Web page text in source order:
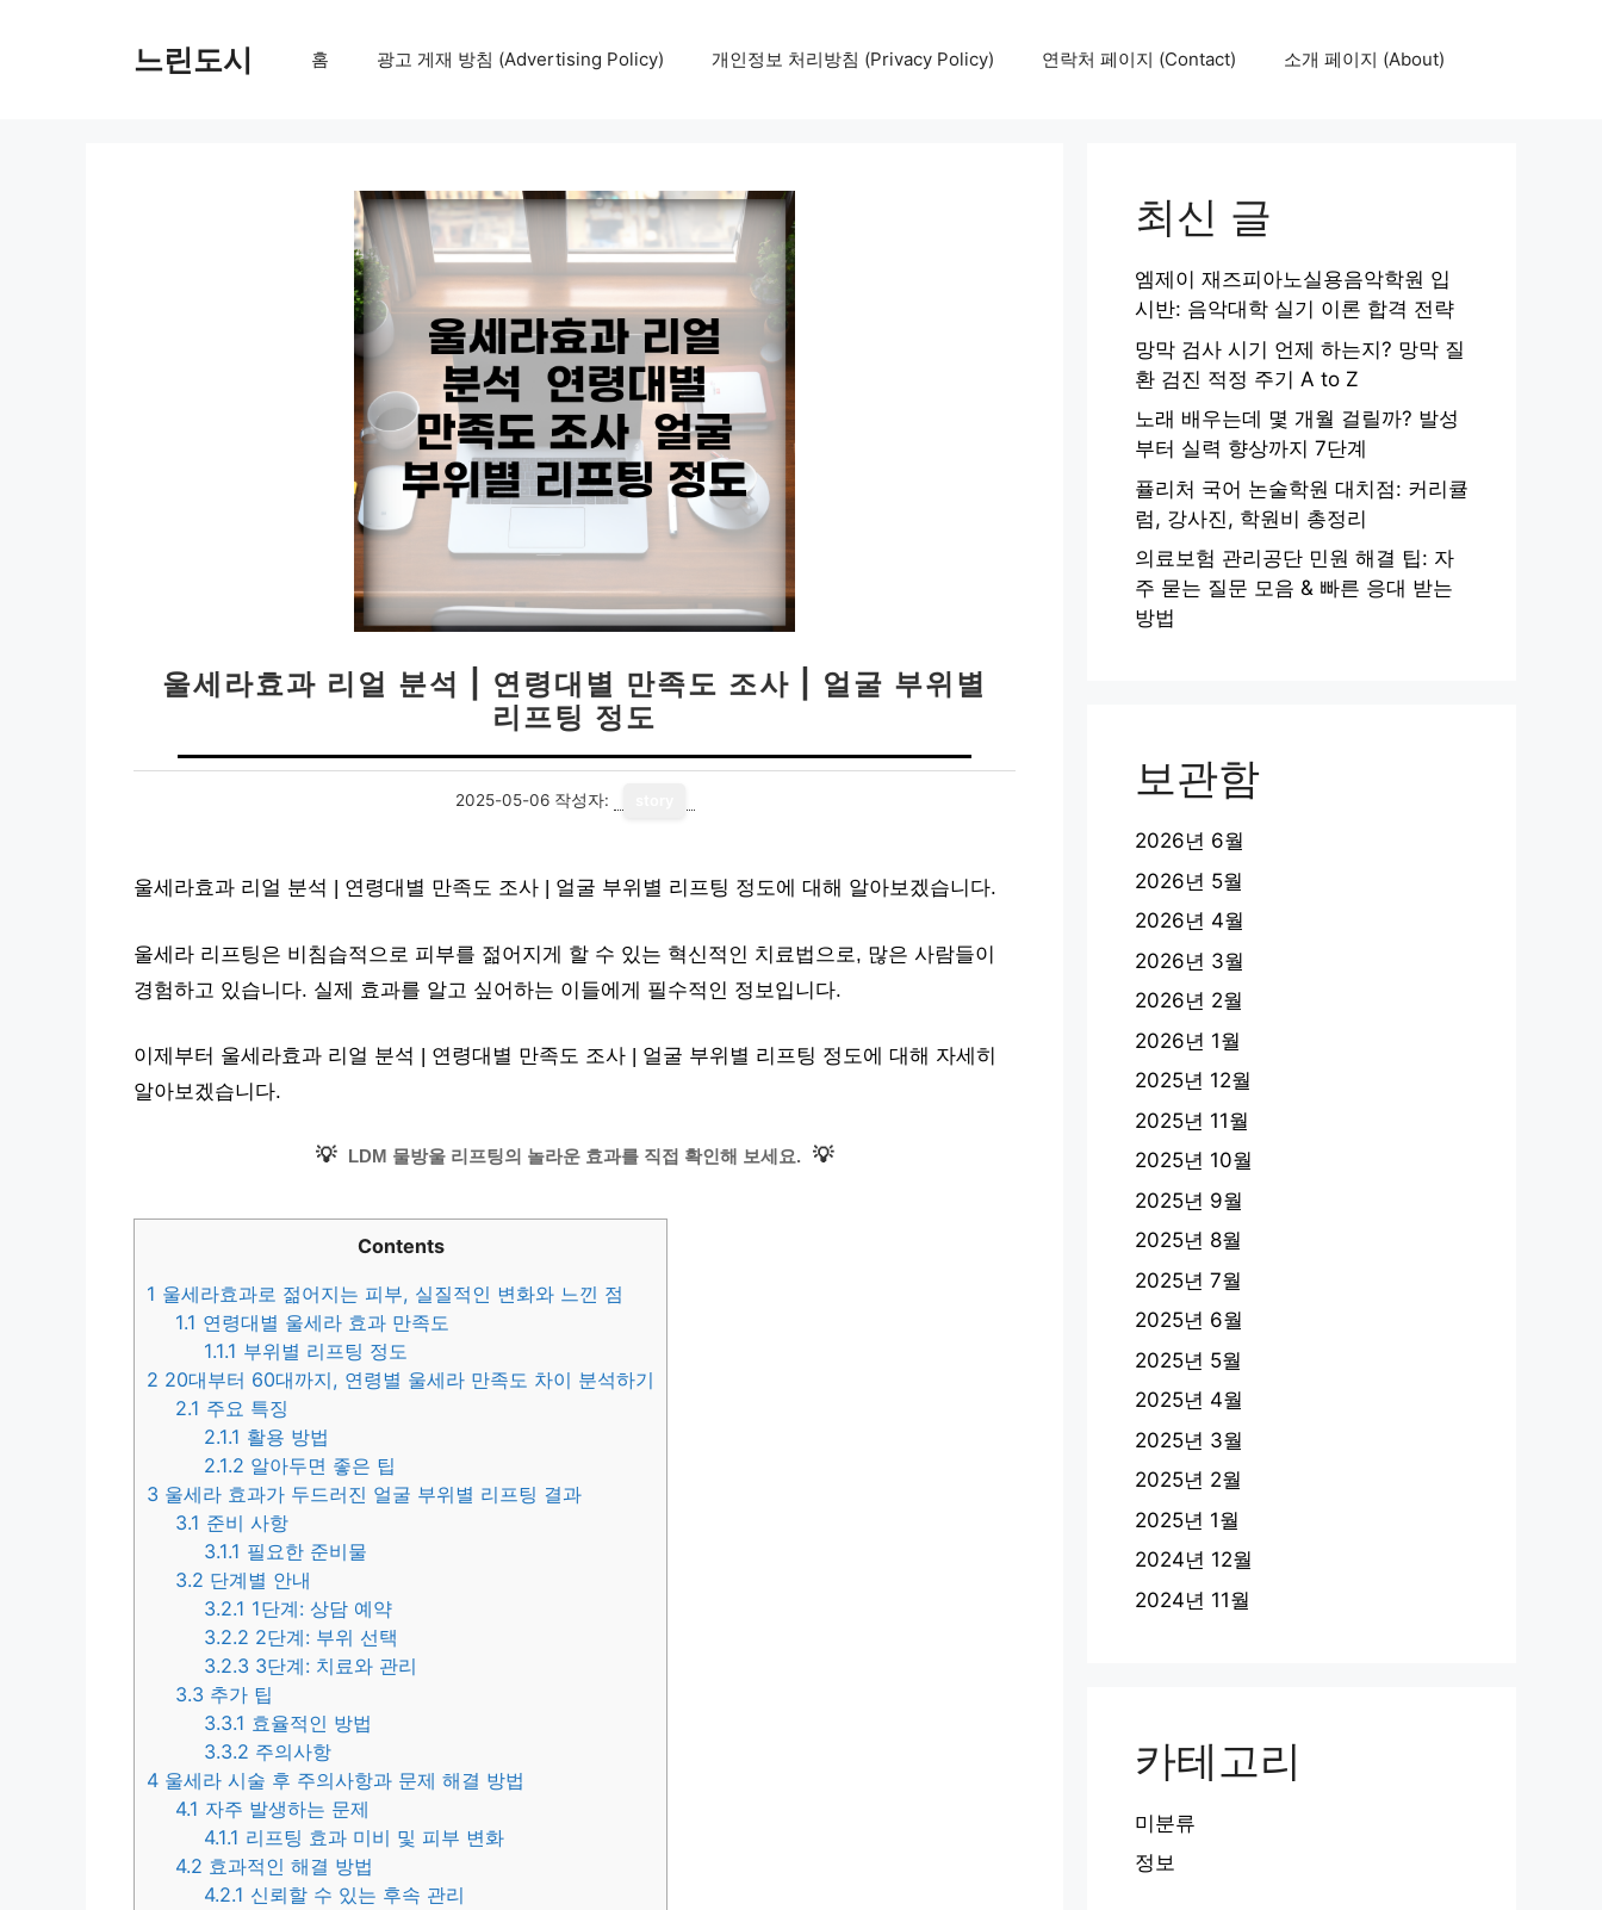
느린도시 홈 광고 게재 방침 (Advertising Policy) 개인정보 처리방침 (Privacy Policy) 연락처 페이지 (Contact) 소개 페이지 (About)
울세라효과 리얼 분석 | 연령대별 만족도 조사 | 얼굴 부위별
리프팅 정도
2025-05-06 작성자:
울세라효과 리얼 분석 | 연령대별 만족도 조사 | 얼굴 부위별 리프팅 정도에 대해 알아보겠습니다.
울세라 리프팅은 비침습적으로 피부를 젊어지게 할 수 있는 혁신적인 치료법으로, 많은 사람들이
경험하고 있습니다. 실제 효과를 알고 싶어하는 이들에게 필수적인 정보입니다.
이제부터 울세라효과 리얼 분석 | 연령대별 만족도 조사 | 얼굴 부위별 리프팅 정도에 대해 자세히
알아보겠습니다.
💡 LDM 물방울 리프팅의 놀라운 효과를 직접 확인해 보세요. 💡
Contents
1 울세라효과로 젊어지는 피부, 실질적인 변화와 느낀 점
1.1 연령대별 울세라 효과 만족도
1.1.1 부위별 리프팅 정도
2 20대부터 60대까지, 연령별 울세라 만족도 차이 분석하기
2.1 주요 특징
2.1.1 활용 방법
2.1.2 알아두면 좋은 팁
3 울세라 효과가 두드러진 얼굴 부위별 리프팅 결과
3.1 준비 사항
3.1.1 필요한 준비물
3.2 단계별 안내
3.2.1 1단계: 상담 예약
3.2.2 2단계: 부위 선택
3.2.3 3단계: 치료와 관리
3.3 추가 팁
3.3.1 효율적인 방법
3.3.2 주의사항
4 울세라 시술 후 주의사항과 문제 해결 방법
4.1 자주 발생하는 문제
4.1.1 리프팅 효과 미비 및 피부 변화
4.2 효과적인 해결 방법
4.2.1 신뢰할 수 있는 후속 관리
최신 글
엠제이 재즈피아노실용음악학원 입
시반: 음악대학 실기 이론 합격 전략
망막 검사 시기 언제 하는지? 망막 질
환 검진 적정 주기 A to Z
노래 배우는데 몇 개월 걸릴까? 발성
부터 실력 향상까지 7단계
퓰리처 국어 논술학원 대치점: 커리큘
럼, 강사진, 학원비 총정리
의료보험 관리공단 민원 해결 팁: 자
주 묻는 질문 모음 & 빠른 응대 받는
방법
보관함
2026년 6월
2026년 5월
2026년 4월
2026년 3월
2026년 2월
2026년 1월
2025년 12월
2025년 11월
2025년 10월
2025년 9월
2025년 8월
2025년 7월
2025년 6월
2025년 5월
2025년 4월
2025년 3월
2025년 2월
2025년 1월
2024년 12월
2024년 11월
카테고리
미분류
정보